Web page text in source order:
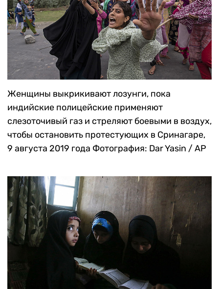
Женщины выкрикивают лозунги, пока
индийские полицейские применяют
слезоточивый газ и стреляют боевыми в воздух,
чтобы остановить протестующих в Сринагаре,
9 августа 2019 года Фотография: Dar Yasin / AP